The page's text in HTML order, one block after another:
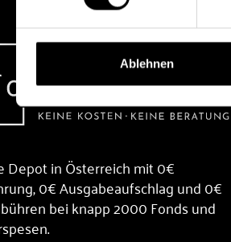
Ablehnen
Depot in Österreich mit 0€
0€ Ausgabeaufschlag und 0€
bei knapp 2000 Fonds und